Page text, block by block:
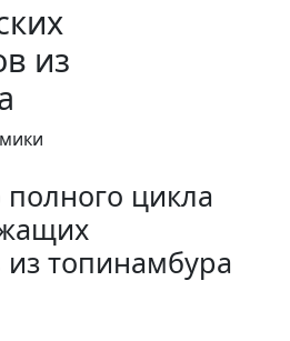
из
цикла
топинамбура